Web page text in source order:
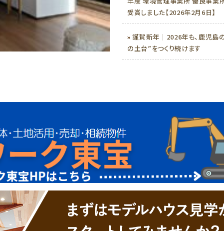
受賞しました【2026年2月6日】
»謹賀新年｜2026年も、鹿児島
の土台”をつくり続けます